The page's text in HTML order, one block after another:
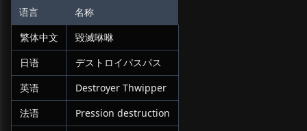
语言
名称
繁体中文
毀滅咻咻
日语
デストロイパスパス
英语
Destroyer Thwipper
法语
Pression destruction